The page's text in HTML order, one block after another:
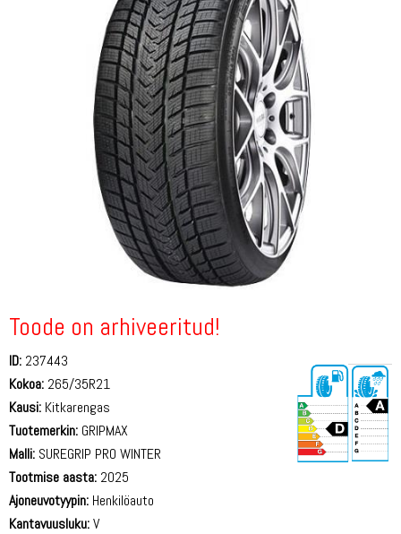
Toode on arhiveeritud!
ID: 237443
Kokoa: 265/35R21
Kausi: Kitkarengas
Tuotemerkin: GRIPMAX
Malli: SUREGRIP PRO WINTER
Tootmise aasta: 2025
Ajoneuvotyypin: Henkilöauto
Kantavuusluku:V